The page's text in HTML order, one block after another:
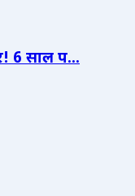
6 साल प...